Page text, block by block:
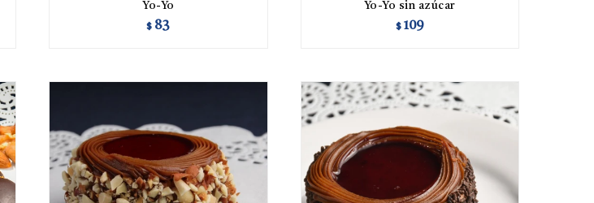
Yo-Yo
$ 83
Yo-Yo sin azúcar
$ 109